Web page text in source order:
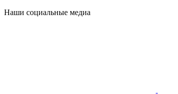
Наши социальные медиа